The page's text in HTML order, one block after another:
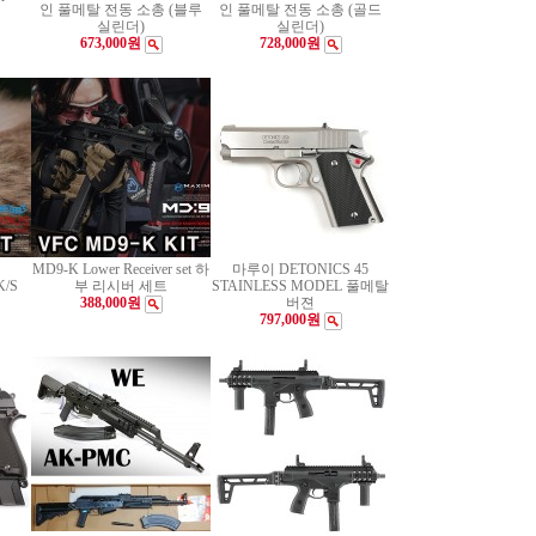
인 풀메탈 전동 소총 (블루
실린더)
673,000원
인 풀메탈 전동 소총 (골드
실린더)
728,000원
S
MD9-K Lower Receiver set 하
부 리시버 세트
388,000원
마루이 DETONICS 45
STAINLESS MODEL 풀메탈
버젼
797,000원